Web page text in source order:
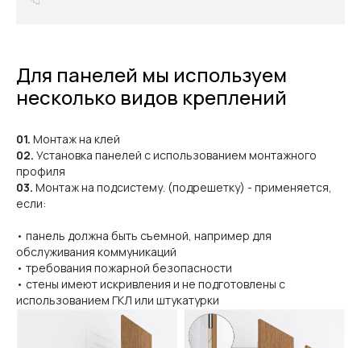
Для панелей мы используем
несколько видов креплений
01. Монтаж на клей
02. Установка панелей с использованием монтажного
профиля
03. Монтаж на подсистему. (подрешетку) - применяется,
если:
• панель должна быть съемной, например для
обслуживания коммуникаций
• требования пожарной безопасности
• стены имеют искривления и не подготовлены с
использованием ГКЛ или штукатурки